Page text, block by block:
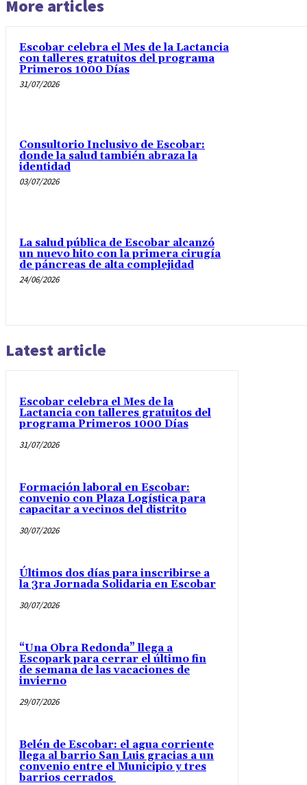
More articles
Escobar celebra el Mes de la Lactancia
con talleres gratuitos del programa
Primeros 1000 Días
31/07/2026
Consultorio Inclusivo de Escobar:
donde la salud también abraza la
identidad
03/07/2026
La salud pública de Escobar alcanzó
un nuevo hito con la primera cirugía
de páncreas de alta complejidad
24/06/2026
Latest article
Escobar celebra el Mes de la
Lactancia con talleres gratuitos del
programa Primeros 1000 Días
31/07/2026
Formación laboral en Escobar:
convenio con Plaza Logística para
capacitar a vecinos del distrito
30/07/2026
Últimos dos días para inscribirse a
la 3ra Jornada Solidaria en Escobar
30/07/2026
“Una Obra Redonda” llega a
Escopark para cerrar el último fin
de semana de las vacaciones de
invierno
29/07/2026
Belén de Escobar: el agua corriente
llega al barrio San Luis gracias a un
convenio entre el Municipio y tres
barrios cerrados